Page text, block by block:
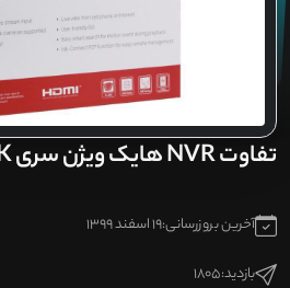
تفاوت NVR هایک ویژن سری K و Q
آخرین بروزرسانی:19 اسفند 1399
بازدید:1805